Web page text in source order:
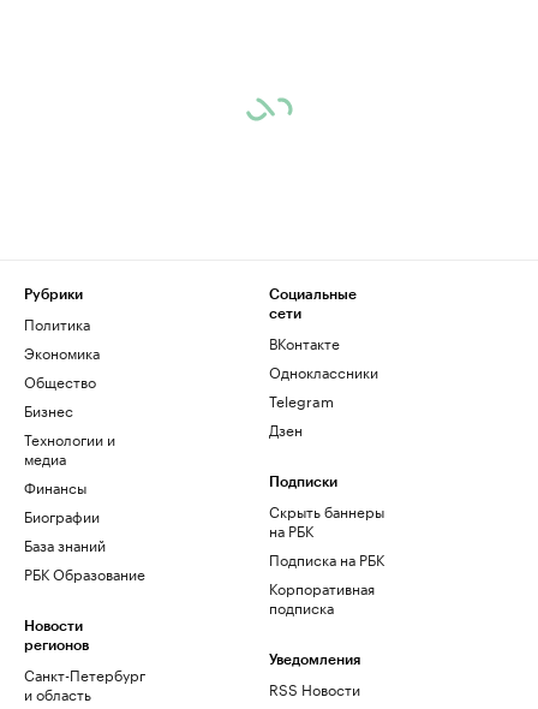
Рубрики
Политика
Экономика
Общество
Бизнес
Технологии и
медиа
Финансы
Биографии
База знаний
РБК Образование
Новости
регионов
Санкт-Петербург
и область
Социальные
сети
ВКонтакте
Одноклассники
Telegram
Дзен
Подписки
Скрыть баннеры
на РБК
Подписка на РБК
Корпоративная
подписка
Уведомления
RSS Новости